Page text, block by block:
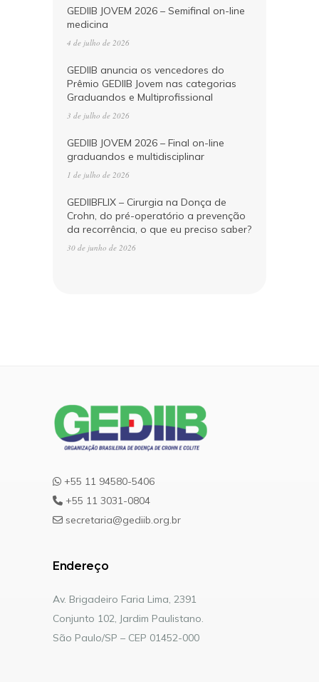
GEDIIB JOVEM 2026 – Semifinal on-line
medicina
4 de julho de 2026
GEDIIB anuncia os vencedores do
Prêmio GEDIIB Jovem nas categorias
Graduandos e Multiprofissional
3 de julho de 2026
GEDIIB JOVEM 2026 – Final on-line
graduandos e multidisciplinar
1 de julho de 2026
GEDIIBFLIX – Cirurgia na Donça de
Crohn, do pré-operatório a prevenção
da recorrência, o que eu preciso saber?
30 de junho de 2026
+55 11 94580-5406
+55 11 3031-0804
secretaria@gediib.org.br
Endereço
Av. Brigadeiro Faria Lima, 2391
Conjunto 102, Jardim Paulistano.
São Paulo/SP – CEP 01452-000